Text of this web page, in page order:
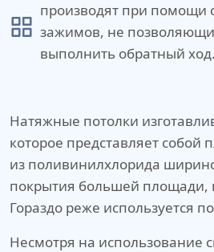
производят при помощи
зажимов, не
выполнить обратный ход.
Натяжные потолки
которое представляет собой
из поливинилхлорида
покрытия большей площади,
Гораздо реже используется
Несмотря на использование